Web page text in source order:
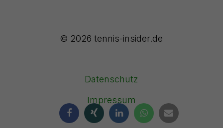
© 2026 tennis-insider.de
Datenschutz
Impressum